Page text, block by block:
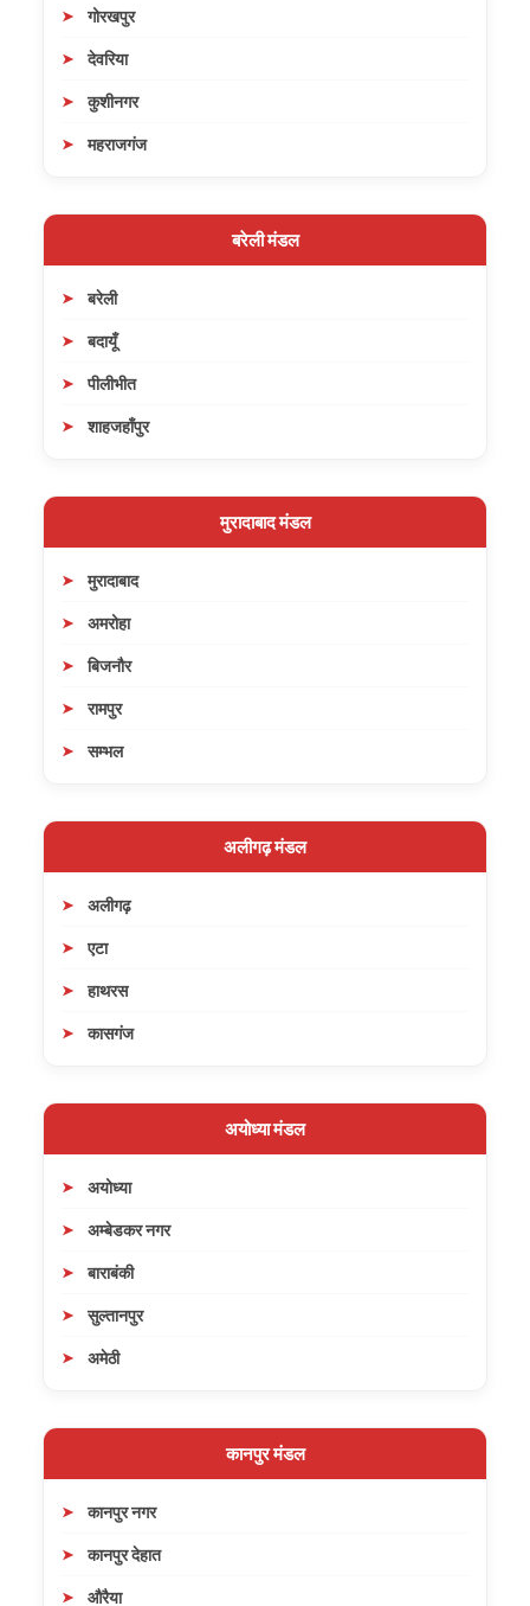
गोरखपुर
देवरिया
कुशीनगर
महराजगंज
बरेली मंडल
बरेली
बदायूँ
पीलीभीत
शाहजहाँपुर
मुरादाबाद मंडल
मुरादाबाद
अमरोहा
बिजनौर
रामपुर
सम्भल
अलीगढ़ मंडल
अलीगढ़
एटा
हाथरस
कासगंज
अयोध्या मंडल
अयोध्या
अम्बेडकर नगर
बाराबंकी
सुल्तानपुर
अमेठी
कानपुर मंडल
कानपुर नगर
कानपुर देहात
औरैया